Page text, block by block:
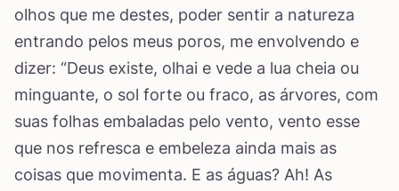
olhos que me destes, poder sentir a natureza
entrando pelos meus poros, me envolvendo e
dizer: “Deus existe, olhai e vede a lua cheia ou
minguante, o sol forte ou fraco, as árvores, com
suas folhas embaladas pelo vento, vento esse
que nos refresca e embeleza ainda mais as
coisas que movimenta. E as águas? Ah! As